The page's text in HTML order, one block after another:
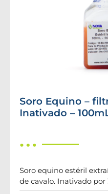
Soro Equino –
Inativado –
● ● ●
Soro equino estéril
de cavalo. Inativado por